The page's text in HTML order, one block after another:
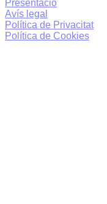
Presentació
Avís legal
Política de Privacitat
Política de Cookies